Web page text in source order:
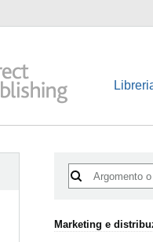
Marketing e